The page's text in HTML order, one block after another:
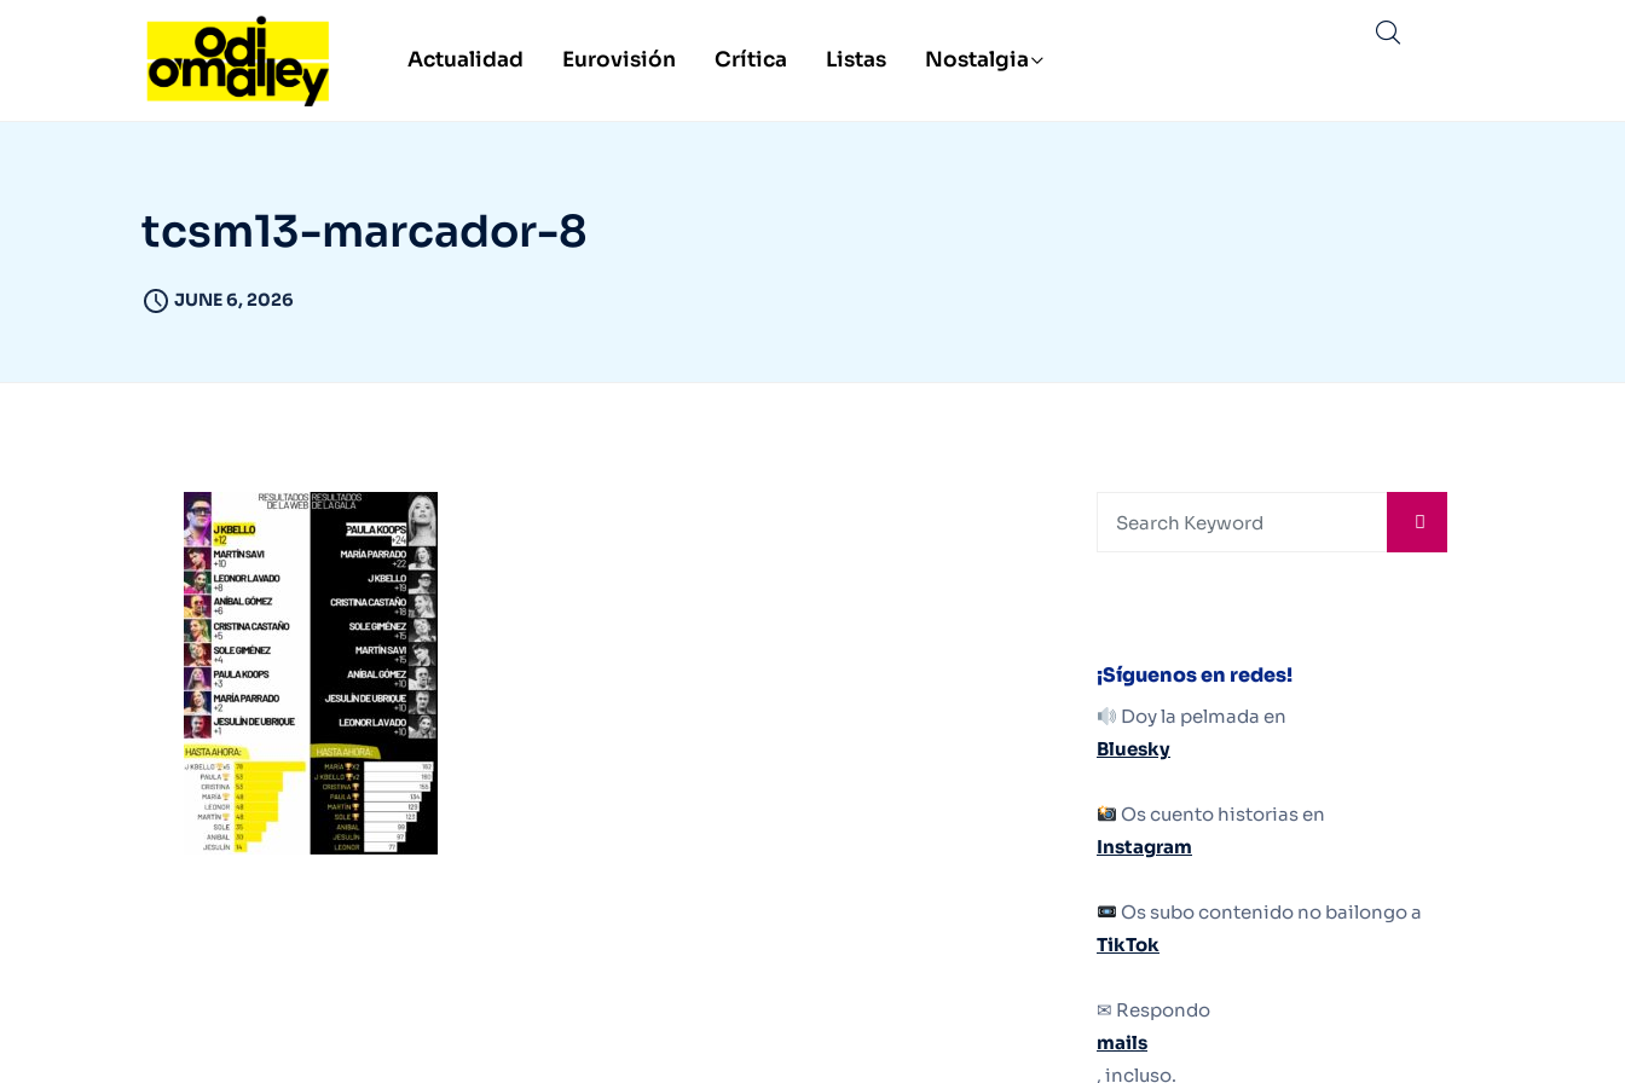
Actualidad Eurovisión Crítica Listas Nostalgia
tcsm13-marcador-8
JUNE 6, 2026
¡Síguenos en redes!
Doy la pelmada en
Bluesky
Os cuento historias en
Instagram
Os subo contenido no bailongo a
TikTok
✉ Respondo
mails
, incluso.